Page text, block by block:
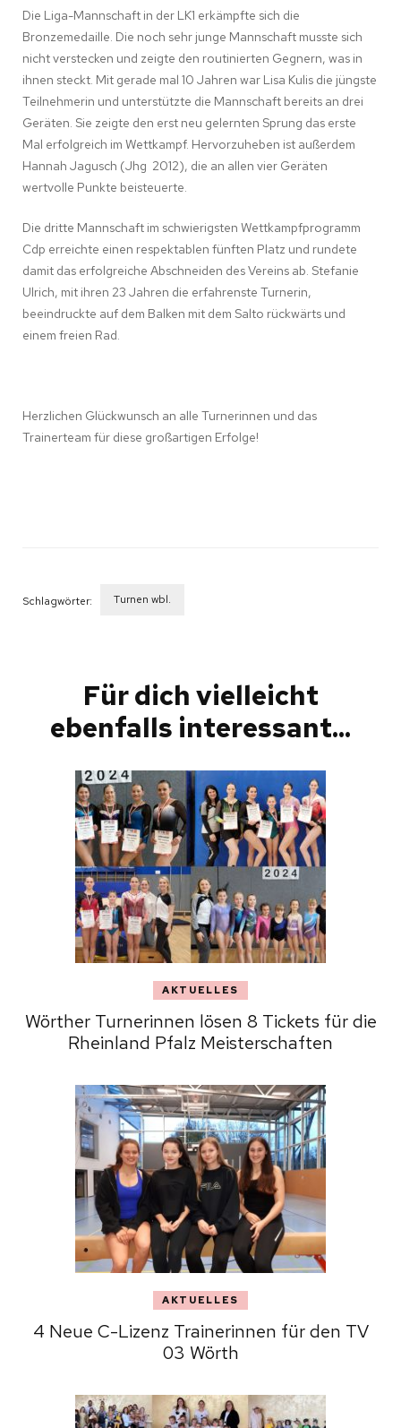
Die Liga-Mannschaft in der LK1 erkämpfte sich die
Bronzemedaille. Die noch sehr junge Mannschaft musste sich
nicht verstecken und zeigte den routinierten Gegnern, was in
ihnen steckt. Mit gerade mal 10 Jahren war Lisa Kulis die jüngste
Teilnehmerin und unterstützte die Mannschaft bereits an drei
Geräten. Sie zeigte den erst neu gelernten Sprung das erste
Mal erfolgreich im Wettkampf. Hervorzuheben ist außerdem
Hannah Jagusch (Jhg 2012), die an allen vier Geräten
wertvolle Punkte beisteuerte.
Die dritte Mannschaft im schwierigsten Wettkampfprogramm
Cdp erreichte einen respektablen fünften Platz und rundete
damit das erfolgreiche Abschneiden des Vereins ab. Stefanie
Ulrich, mit ihren 23 Jahren die erfahrenste Turnerin,
beeindruckte auf dem Balken mit dem Salto rückwärts und
einem freien Rad.
Herzlichen Glückwunsch an alle Turnerinnen und das
Trainerteam für diese großartigen Erfolge!
Schlagwörter: Turnen wbl.
Für dich vielleicht
ebenfalls interessant...
AKTUELLES
Wörther Turnerinnen lösen 8 Tickets für die
Rheinland Pfalz Meisterschaften
AKTUELLES
4 Neue C-Lizenz Trainerinnen für den TV
03 Wörth